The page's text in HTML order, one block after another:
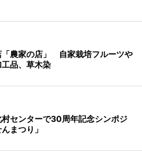
「農家の店」 自家栽培フルーツや
品、草木染
センターで30周年記念シンポジ
まつり」